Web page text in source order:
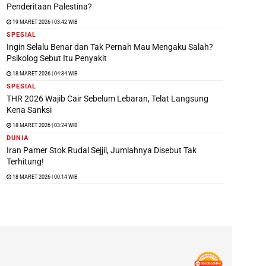
Penderitaan Palestina?
19 MARET 2026 | 03:42 WIB
SPESIAL
Ingin Selalu Benar dan Tak Pernah Mau Mengaku Salah?
Psikolog Sebut Itu Penyakit
18 MARET 2026 | 04:34 WIB
SPESIAL
THR 2026 Wajib Cair Sebelum Lebaran, Telat Langsung
Kena Sanksi
18 MARET 2026 | 03:24 WIB
DUNIA
Iran Pamer Stok Rudal Sejjil, Jumlahnya Disebut Tak
Terhitung!
18 MARET 2026 | 00:14 WIB